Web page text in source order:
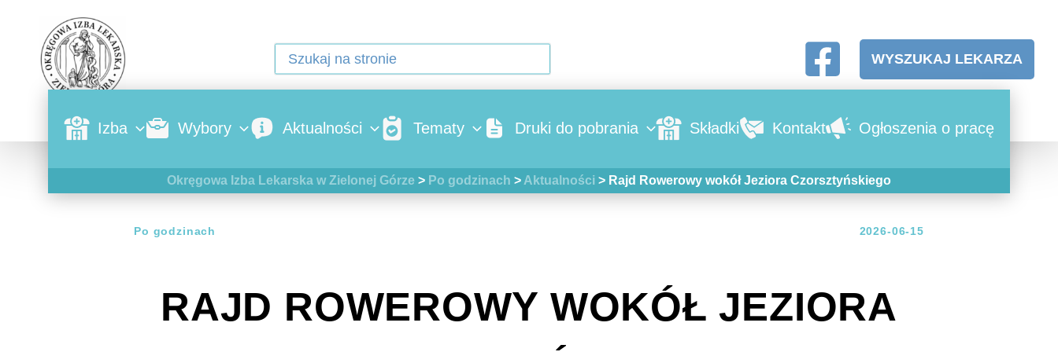
WYSZUKAJ LEKARZA
Izba Wybory Aktualności Tematy Druki do pobrania Składki Kontakt Ogłoszenia o pracę
Okręgowa Izba Lekarska w Zielonej Górze > Po godzinach > Aktualności > Rajd Rowerowy wokół Jeziora Czorsztyńskiego
Po godzinach 2026-06-15
RAJD ROWEROWY WOKÓŁ JEZIORA